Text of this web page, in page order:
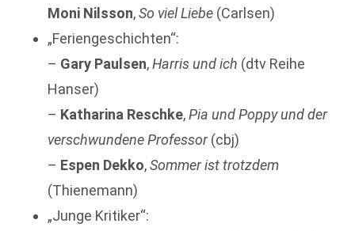
Moni Nilsson,So viel Liebe (Carlsen)
„Feriengeschichten“:
– Gary Paulsen,Harris und ich (dtv Reihe
Hanser)
– Katharina Reschke,Pia und Poppy und der
verschwundene Professor(cbj)
– Espen Dekko,Sommer ist trotzdem
(Thienemann)
„Junge Kritiker“: